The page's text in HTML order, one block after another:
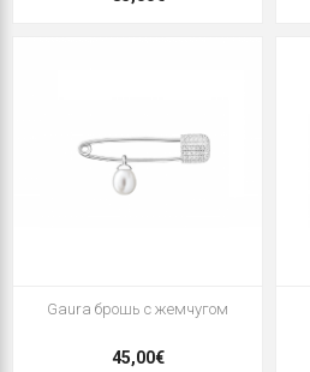
Gaura брошь с жемчугом
45,00€